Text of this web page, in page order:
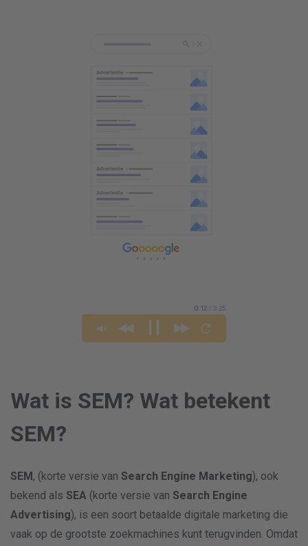
0:14 / 3:25
Wat is SEM? Wat betekent
SEM?
SEM, (korte versie van Search Engine Marketing), ook
bekend als SEA (korte versie van Search Engine
Advertising), is een soort betaalde digitale marketing die
vaak op de grootste zoekmachines kunt terugvinden. Omdat